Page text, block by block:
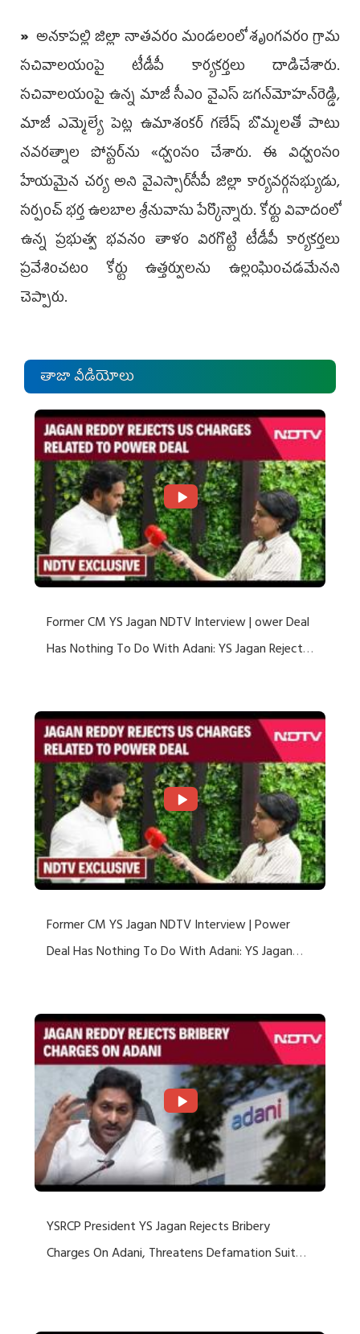
» అనకాపల్లి జిల్లా నాతవరం మండలంలో శృంగవరం గ్రామ
సచివాలయంపై టీడీపీ కార్యకర్తలు దాడిచేశారు.
సచివాలయంపై ఉన్న మాజీ సీఎం వైఎస్‌ జగన్‌మోహన్‌రెడ్డి,
మాజీ ఎమ్మెల్యే పెట్ల ఉమాశంకర్‌ గణేష్‌ బొమ్మలతో పాటు
నవరత్నాల పోస్టర్‌ను «ధ్వంసం చేశారు. ఈ విధ్వంసం
హేయమైన చర్య అని వైఎస్సార్‌సీపీ జిల్లా కార్యవర్గసభ్యుడు,
సర్పంచ్‌ భర్త ఉలబాల శ్రీనువాసు పేర్కొన్నారు. కోర్టు వివాదంలో
ఉన్న ప్రభుత్వ భవనం తాళం విరగొట్టి టీడీపీ కార్యకర్తలు
ప్రవేశించటం కోర్టు ఉత్తర్వులను ఉల్లంఘించడమేనని
చెప్పారు.
తాజా వీడియోలు
Former CM YS Jagan NDTV Interview | ower Deal
Has Nothing To Do With Adani: YS Jagan Rejects
Former CM YS Jagan NDTV Interview | Power
Deal Has Nothing To Do With Adani: YS Jagan
YSRCP President YS Jagan Rejects Bribery
Charges On Adani, Threatens Defamation Suit